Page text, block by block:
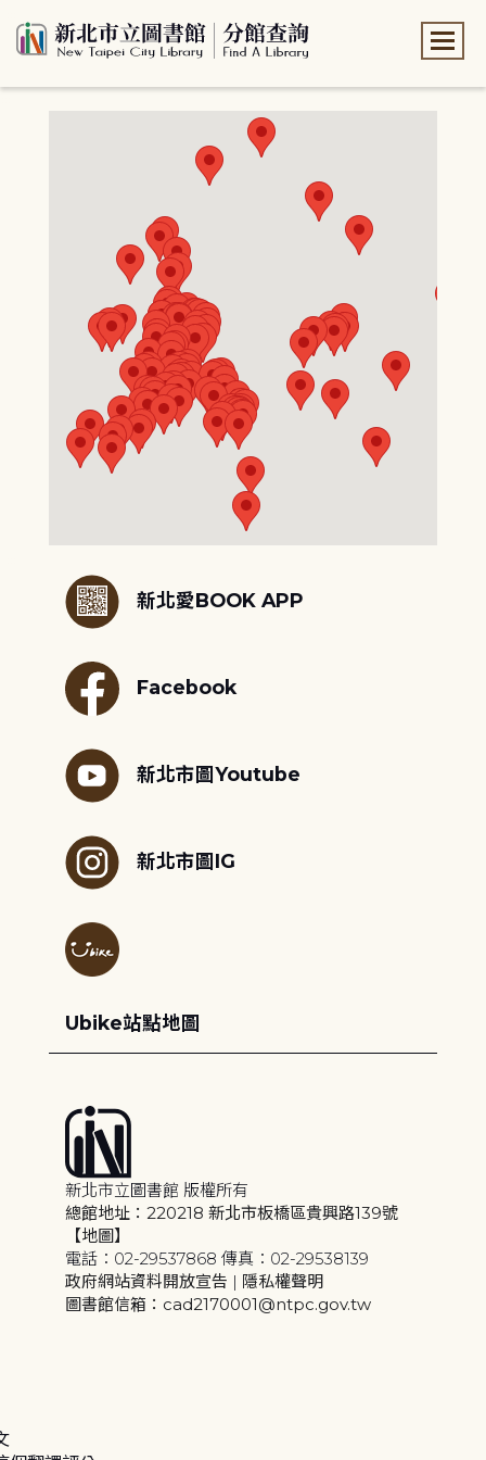
新北愛BOOK APP
Facebook
新北市圖Youtube
新北市圖IG
Ubike站點地圖
新北市立圖書館 版權所有
總館地址：220218 新北市板橋區貴興路139號
【地圖】
電話：02-29537868 傳真：02-29538139
政府網站資料開放宣告 | 隱私權聲明
圖書館信箱：cad2170001@ntpc.gov.tw